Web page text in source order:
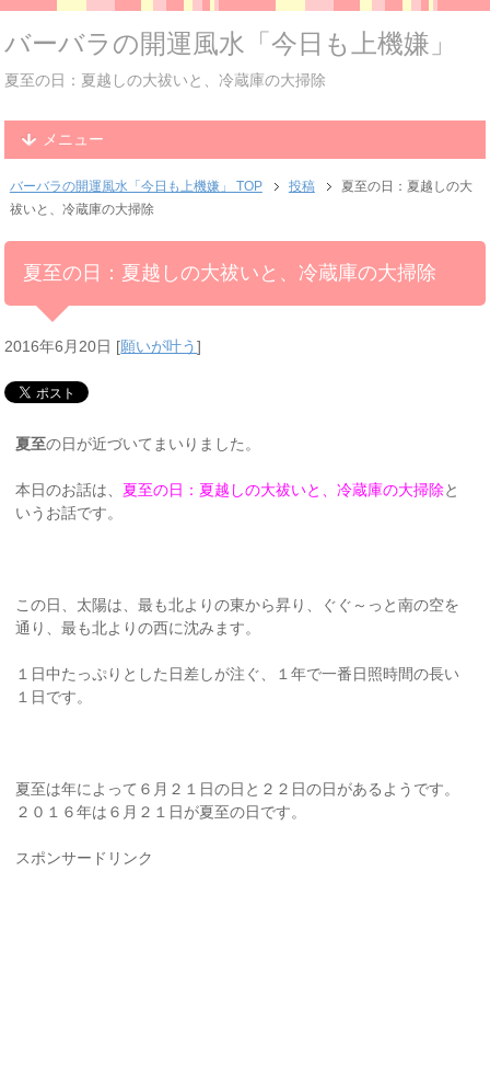
バーバラの開運風水「今日も上機嫌」
夏至の日：夏越しの大祓いと、冷蔵庫の大掃除
メニュー
バーバラの開運風水「今日も上機嫌」 TOP 投稿
夏至の日：夏越しの大
祓いと、冷蔵庫の大掃除
夏至の日：夏越しの大祓いと、冷蔵庫の大掃除
2016年6月20日 [願いが叶う]
夏至の日が近づいてまいりました。
本日のお話は、 夏至の日：夏越しの大祓いと、冷蔵庫の大掃除と
いうお話です。
この日、太陽は、最も北よりの東から昇り、ぐぐ～っと南の空を
通り、最も北よりの西に沈みます。
１日中たっぷりとした日差しが注ぐ、１年で一番日照時間の長い
１日です。
夏至は年によって６月２１日の日と２２日の日があるようです。
２０１６年は６月２１日が夏至の日です。
スポンサードリンク